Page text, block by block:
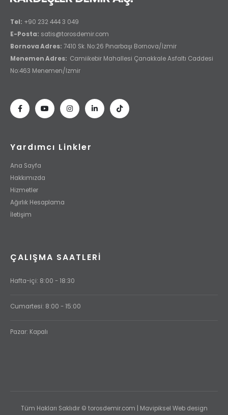
Tel: +90 232 444 3 049
E-Posta: satis@torosdemir.com
Bornova Adres: 7410 Sk. No:26 Pınarbaşı Bornova/İzmir
Menemen Adres: Camiikebir Mahallesi Çanakkale Asfaltı Caddesi
No:463 Menemen/Izmir
Yardımcı Linkler
Ana Sayfa
Hakkımızda
Hizmetler
Ağırlık Hesaplama
İletişim
ÇALIŞMA SAATLERI
Hafta-içi: 8:00 - 18:30
Cumartesi: 8:00 - 15:00
Pazar: Kapalı
Tüm Hakları Saklıdır © torosdemir.com | Mavipiksel Web design